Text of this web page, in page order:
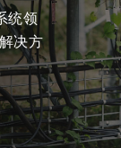
统领
决方